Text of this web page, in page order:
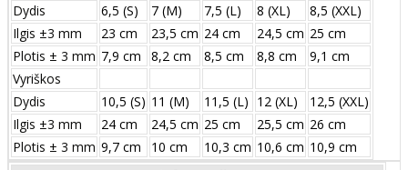
Dydis
6,5 (S) 7 (M) 7,5 (L) 8 (XL)
8,5 (XXL)
Ilgis ±3 mm
23 cm 23,5 cm 24 cm 24,5 cm 25 cm
Plotis ± 3 mm 7,9 cm 8,2 cm 8,5 cm 8,8 cm
9,1 cm
Vyriškos
Dydis
10,5 (S) 11 (M) 11,5 (L) 12 (XL)
12,5 (XXL)
Ilgis ±3 mm
24 сm 24,5 сm 25 сm 25,5 сm 26 сm
Plotis ± 3 mm 9,7 сm 10 сm 10,3 сm 10,6 сm 10,9 сm